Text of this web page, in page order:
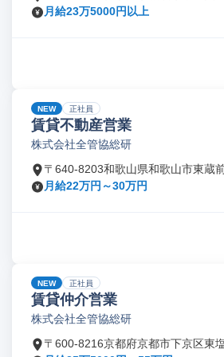
月給23万5000円以上
NEW 正社員
賃貸不動産営業
株式会社全管協総研
〒640-8203和歌山県和歌山市東蔵
月給22万円～30万円
NEW 正社員
賃貸仲介営業
株式会社全管協総研
〒600-8216京都府京都市下京区東